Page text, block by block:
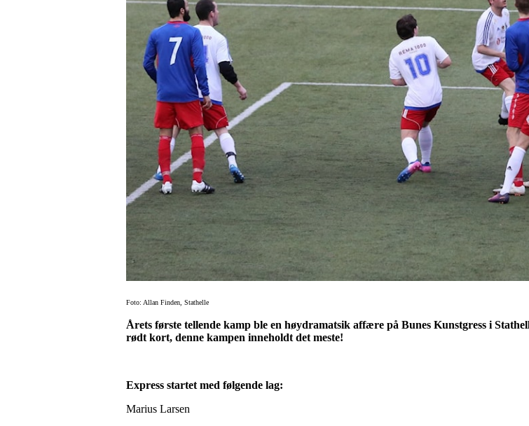
Foto: Allan Finden, Stathelle
Årets første tellende kamp ble en høydramatsik affære på Bunes Kunstgress i
rødt kort, denne kampen inneholdt det meste!
Express startet med følgende lag:
Marius Larsen